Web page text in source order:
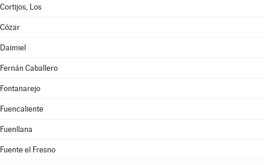
Cortijos, Los
Cózar
Daimiel
Fernán Caballero
Fontanarejo
Fuencaliente
Fuenllana
Fuente el Fresno